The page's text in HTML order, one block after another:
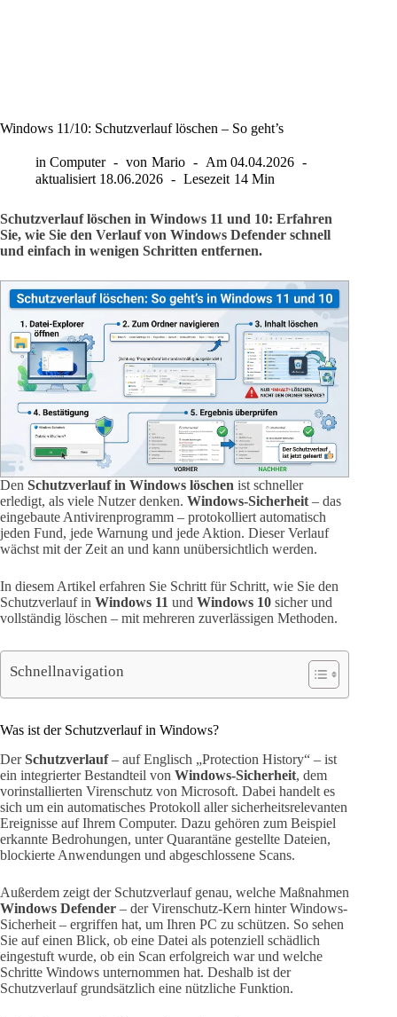
Windows 11/10: Schutzverlauf löschen – So geht’s
in Computer von Mario Am 04.04.2026
aktualisiert 18.06.2026 Lesezeit 14 Min
Schutzverlauf löschen in Windows 11 und 10: Erfahren
Sie, wie Sie den Verlauf von Windows Defender schnell
und einfach in wenigen Schritten entfernen.
Den Schutzverlauf in Windows löschen ist schneller
erledigt, als viele Nutzer denken. Windows-Sicherheit – das
eingebaute Antivirenprogramm – protokolliert automatisch
jeden Fund, jede Warnung und jede Aktion. Dieser Verlauf
wächst mit der Zeit an und kann unübersichtlich werden.
In diesem Artikel erfahren Sie Schritt für Schritt, wie Sie den
Schutzverlauf in Windows 11 und Windows 10 sicher und
vollständig löschen – mit mehreren zuverlässigen Methoden.
Schnellnavigation
Was ist der Schutzverlauf in Windows?
DerSchutzverlauf– auf Englisch „Protection History“ – ist
ein integrierter Bestandteil von Windows-Sicherheit, dem
vorinstallierten Virenschutz von Microsoft. Dabei handelt es
sich um ein automatisches Protokoll aller sicherheitsrelevanten
Ereignisse auf Ihrem Computer. Dazu gehören zum Beispiel
erkannte Bedrohungen, unter Quarantäne gestellte Dateien,
blockierte Anwendungen und abgeschlossene Scans.
Außerdem zeigt der Schutzverlauf genau, welche Maßnahmen
Windows Defender – der Virenschutz-Kern hinter Windows-
Sicherheit – ergriffen hat, um Ihren PC zu schützen. So sehen
Sie auf einen Blick, ob eine Datei als potenziell schädlich
eingestuft wurde, ob ein Scan erfolgreich war und welche
Schritte Windows unternommen hat. Deshalb ist der
Schutzverlauf grundsätzlich eine nützliche Funktion.